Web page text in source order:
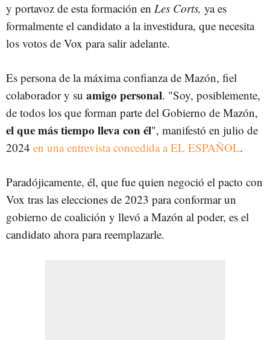
y portavoz de esta formación en Les Corts, ya es
formalmente el candidato a la investidura, que necesita
los votos de Vox para salir adelante.
Es persona de la máxima confianza de Mazón, fiel
colaborador y su amigo personal. "Soy, posiblemente,
de todos los que forman parte del Gobierno de Mazón,
el que más tiempo lleva con él", manifestó en julio de
2024 en una entrevista concedida a EL ESPAÑOL.
Paradójicamente, él, que fue quien negoció el pacto con
Vox tras las elecciones de 2023 para conformar un
gobierno de coalición y llevó a Mazón al poder, es el
candidato ahora para reemplazarle.